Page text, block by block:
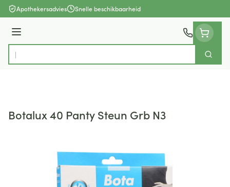
Ga naar de inhoud
Apothekersadvies Snelle beschikbaarheid
Menu
Product, merk, categorie...
Zoek
Botalux 40 Panty Steun Grb N3